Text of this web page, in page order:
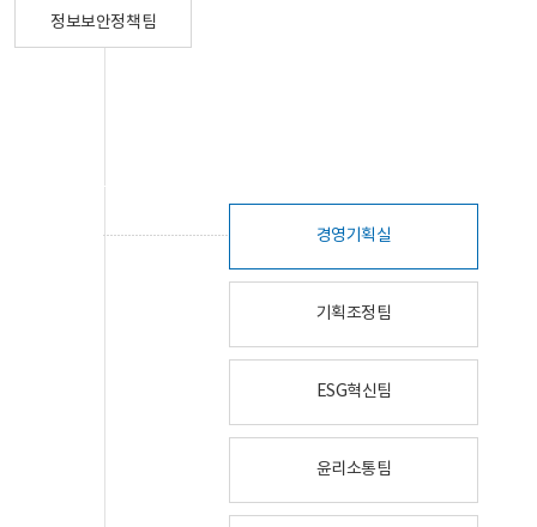
정보보안정책팀
경영기획실
기획조정팀
ESG혁신팀
윤리소통팀